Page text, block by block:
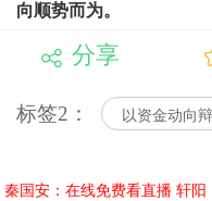
向顺势而为。
分享
标签2： 以资金动向
秦国安：在线免费看直播 轩阳